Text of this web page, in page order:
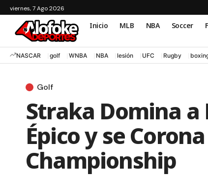
viernes, 7 Ago 2026
Inicio MLB NBA Soccer
NASCAR golf WNBA NBA lesión UFC Rugby
Golf
Straka Domina
Épico y se
Championship